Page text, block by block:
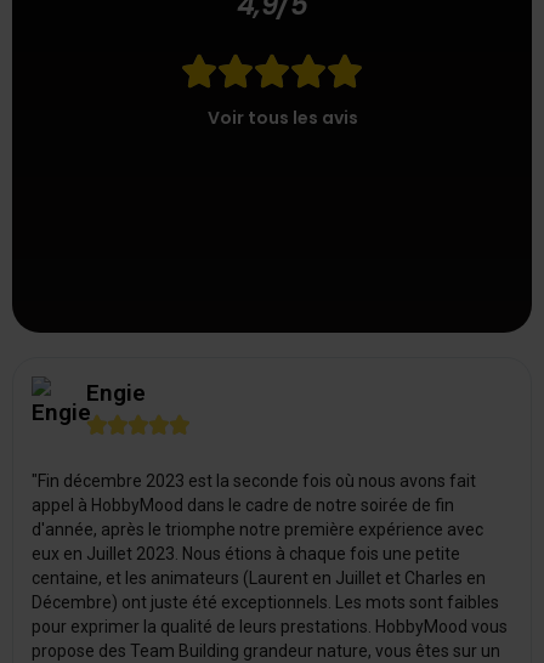

Voir tous les avis
Engie

"Fin décembre 2023 est la seconde fois où nous avons fait
appel à HobbyMood dans le cadre de notre soirée de fin
d'année, après le triomphe notre première expérience avec
eux en Juillet 2023. Nous étions à chaque fois une petite
centaine, et les animateurs (Laurent en Juillet et Charles en
Décembre) ont juste été exceptionnels. Les mots sont faibles
pour exprimer la qualité de leurs prestations. HobbyMood vous
propose des Team Building grandeur nature, vous êtes sur un